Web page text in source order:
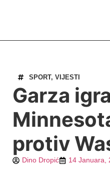
SPORT, VIJESTI
Garza
protiv
Dino Dropić 14 Januara,